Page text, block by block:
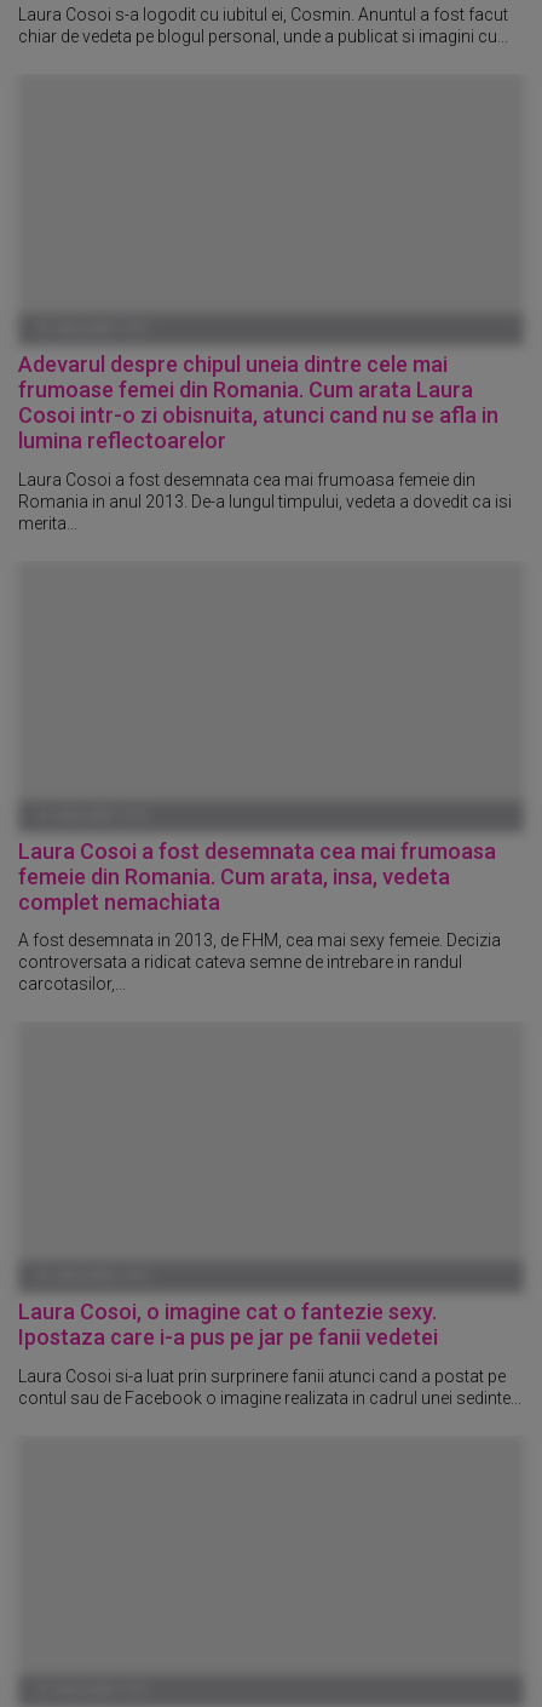
Laura Cosoi s-a logodit cu iubitul ei, Cosmin. Anuntul a fost facut
chiar de vedeta pe blogul personal, unde a publicat si imagini cu...
Adevarul despre chipul uneia dintre cele mai
frumoase femei din Romania. Cum arata Laura
Cosoi intr-o zi obisnuita, atunci cand nu se afla in
lumina reflectoarelor
Laura Cosoi a fost desemnata cea mai frumoasa femeie din
Romania in anul 2013. De-a lungul timpului, vedeta a dovedit ca isi
merita...
Laura Cosoi a fost desemnata cea mai frumoasa
femeie din Romania. Cum arata, insa, vedeta
complet nemachiata
A fost desemnata in 2013, de FHM, cea mai sexy femeie. Decizia
controversata a ridicat cateva semne de intrebare in randul
carcotasilor,...
Laura Cosoi, o imagine cat o fantezie sexy.
Ipostaza care i-a pus pe jar pe fanii vedetei
Laura Cosoi si-a luat prin surprinere fanii atunci cand a postat pe
contul sau de Facebook o imagine realizata in cadrul unei sedinte...